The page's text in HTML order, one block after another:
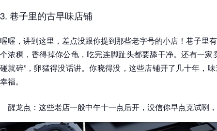
3. 巷子里的古早味店铺
喔喔，讲到这里，差点没跟你提到那些老字号的小店！巷子里
个浓稠，香得掉你公龟，吃完连脚趾头都要舔干净。还有一家
碰就碎”，卵猛得没话讲。你晓得没，这些店铺开了几十年，
幸福。
醒龙点：这些老店一般中午十一点后开，没信你早点克试咧